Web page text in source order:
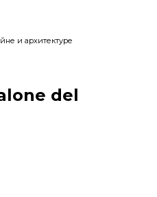
и архитектуре
del